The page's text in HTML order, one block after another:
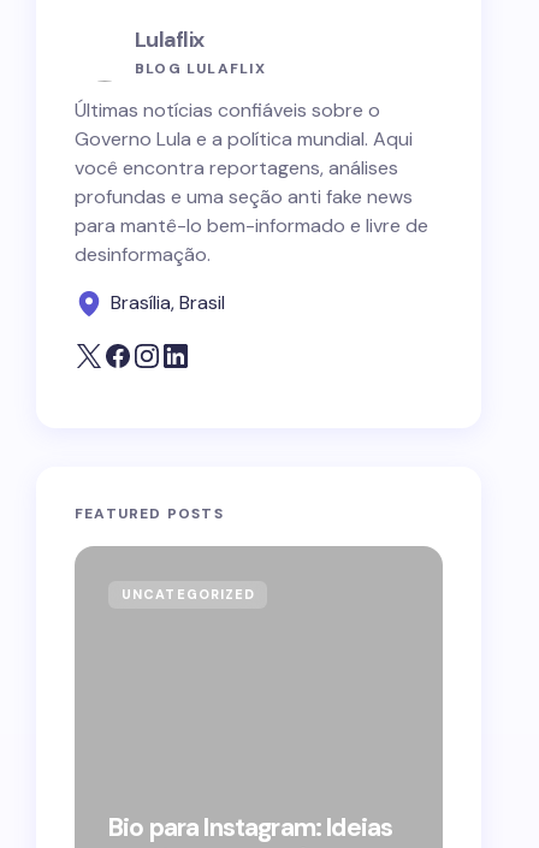
Lulaflix
BLOG LULAFLIX
Últimas notícias confiáveis sobre o
Governo Lula e a política mundial. Aqui
você encontra reportagens, análises
profundas e uma seção anti fake news
para mantê-lo bem-informado e livre de
desinformação.
Brasília, Brasil
FEATURED POSTS
UNCATEGORIZED
Bio para Instagram: Ideias